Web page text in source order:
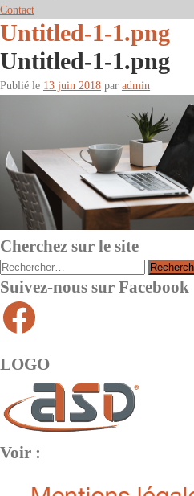
Contact
Untitled-1-1.png
Untitled-1-1.png
Publié le 13 juin 2018 par admin
Cherchez sur le site
Suivez-nous sur Facebook
LOGO
Voir :